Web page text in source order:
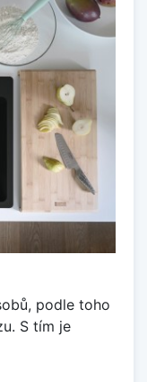
podle toho
S tím je